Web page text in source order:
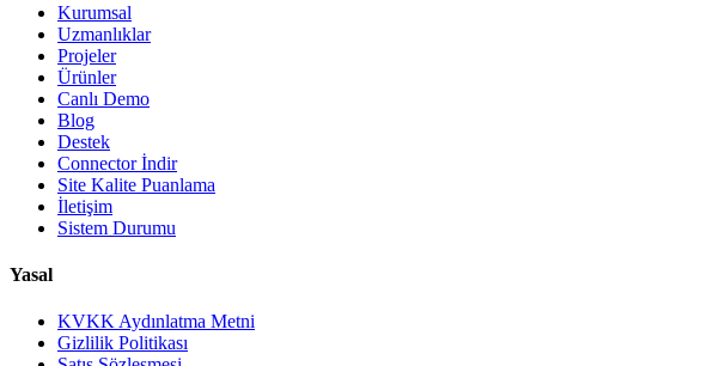
Kurumsal
Uzmanlıklar
Projeler
Ürünler
Canlı Demo
Blog
Destek
Connector İndir
Site Kalite Puanlama
İletişim
Sistem Durumu
Yasal
KVKK Aydınlatma Metni
Gizlilik Politikası